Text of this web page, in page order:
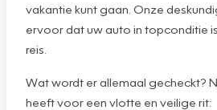
vakantie kunt gaan. Onze
ervoor dat uw auto in topconditie
reis.
Wat wordt er allemaal gecheckt?
heeft voor een vlotte en veilige rit: